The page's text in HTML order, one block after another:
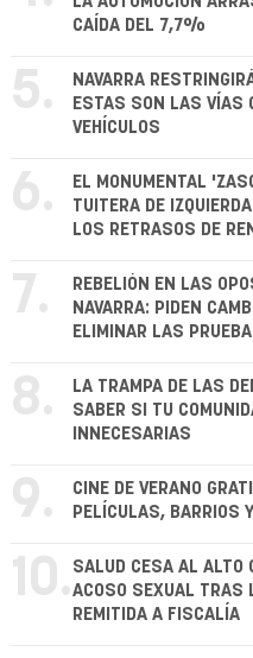
CAÍDA DEL 7,7%
5.
NAVARRA
ESTAS SON LAS VÍAS
VEHÍCULOS
6.
EL MONUMENTAL
TUITERA DE
LOS RETRASOS DE
7.
REBELIÓN EN LAS
NAVARRA: PIDEN
ELIMINAR LAS
8.
LA TRAMPA DE LAS
SABER SI TU
INNECESARIAS
9.
CINE DE VERANO
PELÍCULAS, BARRIOS
10. SALUD CESA AL ALTO
ACOSO SEXUAL TRAS
REMITIDA A FISCALÍA